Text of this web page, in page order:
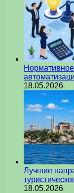
18.05.2026
Лучшие
18.05.2026